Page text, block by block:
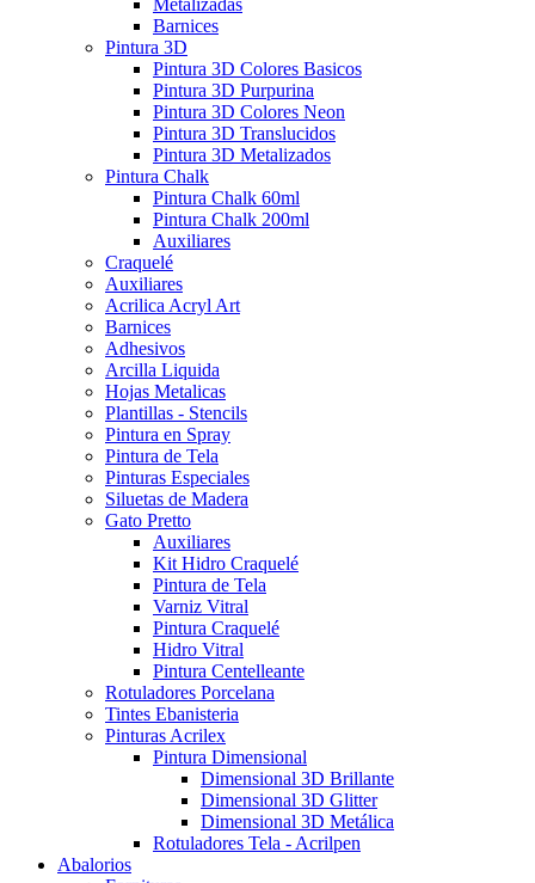
Barnices
Pintura 3D
Pintura 3D Colores Basicos
Pintura 3D Purpurina
Pintura 3D Colores Neon
Pintura 3D Translucidos
Pintura 3D Metalizados
Pintura Chalk
Pintura Chalk 60ml
Pintura Chalk 200ml
Auxiliares
Craquelé
Auxiliares
Acrilica Acryl Art
Barnices
Adhesivos
Arcilla Liquida
Hojas Metalicas
Plantillas - Stencils
Pintura en Spray
Pintura de Tela
Pinturas Especiales
Siluetas de Madera
Gato Pretto
Auxiliares
Kit Hidro Craquelé
Pintura de Tela
Varniz Vitral
Pintura Craquelé
Hidro Vitral
Pintura Centelleante
Rotuladores Porcelana
Tintes Ebanisteria
Pinturas Acrilex
Pintura Dimensional
Dimensional 3D Brillante
Dimensional 3D Glitter
Dimensional 3D Metálica
Rotuladores Tela - Acrilpen
Abalorios